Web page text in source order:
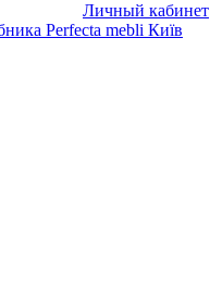
Личный кабинет